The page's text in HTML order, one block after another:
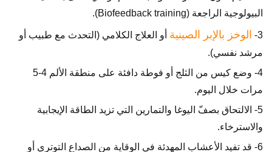
البيولوجية الراجعة (Biofeedback training).
3- الوخز بالإبر الصينية أو العلاج الكلامي (التحدث مع طبيب أو
مرشد نفسي).
4- وضع كيس من الثلج أو فوطة دافئة على منطقة الألم 4-5
مرات خلال اليوم.
5- الالتحاق بصفّ اليوغا والتمارين التي تزيد الطاقة الإيجابية
والاسترخاء.
6- قد تفيد الأعشاب المهدئة في الوقاية من الصداع التوتري أو